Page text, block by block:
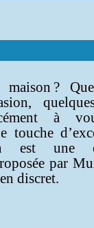
maison ?
à
touche
est une
par
discret.